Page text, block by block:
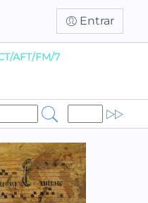
Entrar
AFT/FM/7